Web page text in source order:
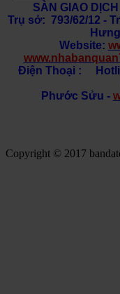
SÀN GIAO
Trụ sở: 793/62/12 -
Website:
Điện Thoại :
Phước Sửu -
Copyright © 2017